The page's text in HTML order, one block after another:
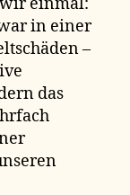
in einer
–
das